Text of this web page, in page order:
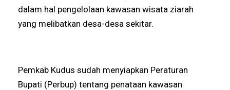
dalam hal pengelolaan kawasan wisata ziarah
yang melibatkan desa-desa sekitar.
Pemkab Kudus sudah menyiapkan Peraturan
Bupati (Perbup) tentang penataan kawasan